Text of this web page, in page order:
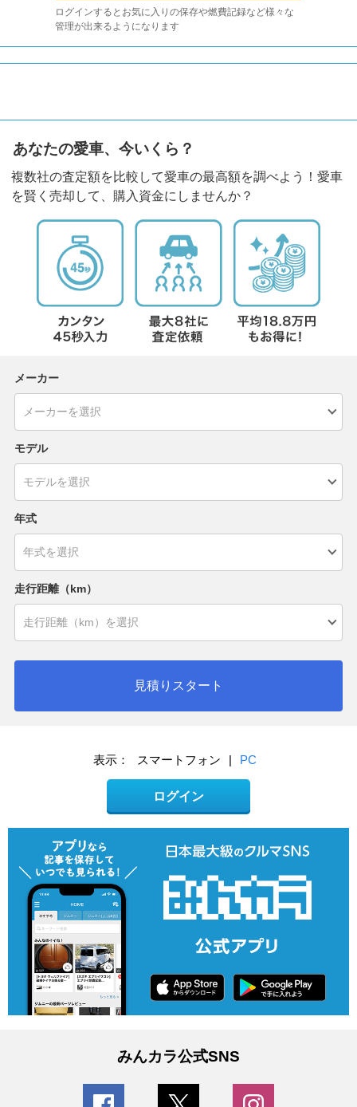
ログインするとお気に入りの保存や燃費記録など様々な
管理が出来るようになります
あなたの愛車、今いくら？
複数社の査定額を比較して愛車の最高額を調べよう！愛車
を賢く売却して、購入資金にしませんか？
メーカー
モデル
年式
走行距離（km）
見積りスタート
表示： スマートフォン | PC
ログイン
みんカラ公式SNS